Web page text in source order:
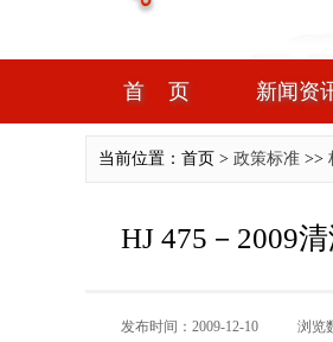
首页 新闻资
当前位置：首页 > 政策标准 >>
HJ 475－2009
发布时间：2009-12-10 浏览